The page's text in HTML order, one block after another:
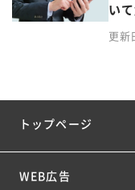
い
更新
トップページ
WEB広告